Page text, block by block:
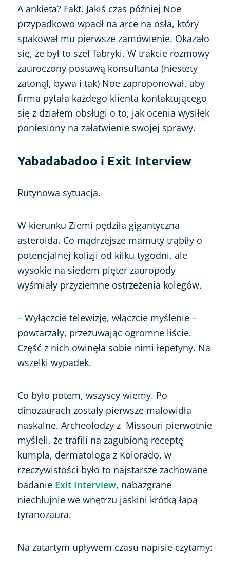
A ankieta? Fakt. Jakiś czas później Noe
przypadkowo wpadł na arce na osła, który
spakował mu pierwsze zamówienie. Okazało
się, że był to szef fabryki. W trakcie rozmowy
zauroczony postawą konsultanta (niestety
zatonął, bywa i tak) Noe zaproponował, aby
firma pytała każdego klienta kontaktującego
się z działem obsługi o to, jak ocenia wysiłek
poniesiony na załatwienie swojej sprawy.
Yabadabadoo i Exit Interview
Rutynowa sytuacja.
W kierunku Ziemi pędziła gigantyczna
asteroida. Co mądrzejsze mamuty trąbiły o
potencjalnej kolizji od kilku tygodni, ale
wysokie na siedem pięter zauropody
wyśmiały przyziemne ostrzeżenia kolegów.
– Wyłączcie telewizję, włączcie myślenie –
powtarzały, przeżuwając ogromne liście.
Część z nich owinęła sobie nimi łepetyny. Na
wszelki wypadek.
Co było potem, wszyscy wiemy. Po
dinozaurach zostały pierwsze malowidła
naskalne. Archeolodzy z Missouri pierwotnie
myśleli, że trafili na zagubioną receptę
kumpla, dermatologa z Kolorado, w
rzeczywistości było to najstarsze zachowane
badanie Exit Interview, nabazgrane
niechlujnie we wnętrzu jaskini krótką łapą
tyranozaura.
Na zatartym upływem czasu napisie czytamy: